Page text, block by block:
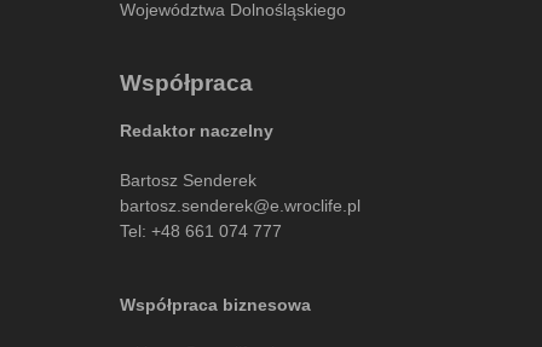
Województwa Dolnośląskiego
Współpraca
Redaktor naczelny
Bartosz Senderek
bartosz.senderek@e.wroclife.pl
Tel: +48 661 074 777
Współpraca biznesowa